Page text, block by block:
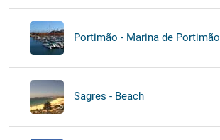
Portimão - Marina de Portimão
Sagres - Beach